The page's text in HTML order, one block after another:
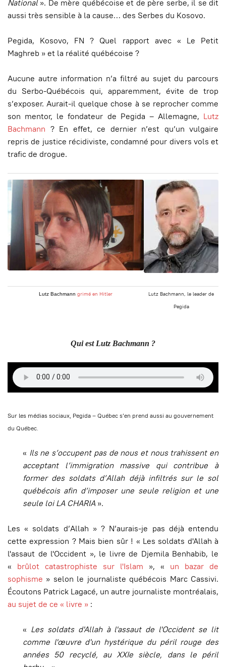
National ». De mère québécoise et de père serbe, il se dit
aussi très sensible à la cause… des Serbes du Kosovo.
Pegida, Kosovo, FN ? Quel rapport avec « Le Petit
Maghreb » et la réalité québécoise ?
Aucune autre information n’a filtré au sujet du parcours
du Serbo-Québécois qui, apparemment, évite de trop
s’exposer. Aurait-il quelque chose à se reprocher comme
son mentor, le fondateur de Pegida – Allemagne, Lutz
Bachmann ? En effet, ce dernier n’est qu’un vulgaire
repris de justice récidiviste, condamné pour divers vols et
trafic de drogue.
Lutz Bachmann grimé en Hitler
Lutz Bachmann, le leader de
Pegida
Qui est Lutz Bachmann ?
Sur les médias sociaux, Pegida – Québec s’en prend aussi au gouvernement
du Québec.
« Ils ne s’occupent pas de nous et nous trahissent en
acceptant l’immigration massive qui contribue à
former des soldats d’Allah déjà infiltrés sur le sol
québécois afin d’imposer une seule religion et une
seule loi LA CHARIA ».
Les « soldats d’Allah » ? N’aurais-je pas déjà entendu
cette expression ? Mais bien sûr ! « Les soldats d'Allah à
l'assaut de l'Occident », le livre de Djemila Benhabib, le
« brûlot catastrophiste sur l'Islam », « un bazar de
sophisme » selon le journaliste québécois Marc Cassivi.
Écoutons Patrick Lagacé, un autre journaliste montréalais,
au sujet de ce « livre » :
« Les soldats d'Allah à l'assaut de l'Occident se lit
comme l'œuvre d'un hystérique du péril rouge des
années 50 recyclé, au XXIe siècle, dans le péril